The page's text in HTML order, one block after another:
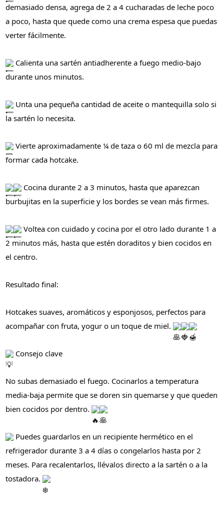
demasiado densa, agrega de 2 a 4 cucharadas de leche poco
a poco, hasta que quede como una crema espesa que puedas
verter fácilmente.
Calienta una sartén antiadherente a fuego medio-bajo
durante unos minutos.
Unta una pequeña cantidad de aceite o mantequilla solo si
la sartén lo necesita.
Vierte aproximadamente ¼ de taza o 60 ml de mezcla para
formar cada hotcake.
Cocina durante 2 a 3 minutos, hasta que aparezcan
burbujitas en la superficie y los bordes se vean más firmes.
Voltea con cuidado y cocina por el otro lado durante 1 a
2 minutos más, hasta que estén doraditos y bien cocidos en
el centro.
Resultado final:
Hotcakes suaves, aromáticos y esponjosos, perfectos para
acompañar con fruta, yogur o un toque de miel.
Consejo clave
No subas demasiado el fuego. Cocinarlos a temperatura
media-baja permite que se doren sin quemarse y que queden
bien cocidos por dentro.
Puedes guardarlos en un recipiente hermético en el
refrigerador durante 3 a 4 días o congelarlos hasta por 2
meses. Para recalentarlos, llévalos directo a la sartén o a la
tostadora.